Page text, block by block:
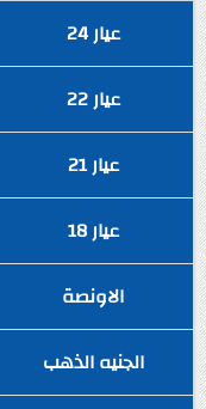
عيار 24
عيار 22
عيار 21
عيار 18
الاونصة
الجنيه الذهب